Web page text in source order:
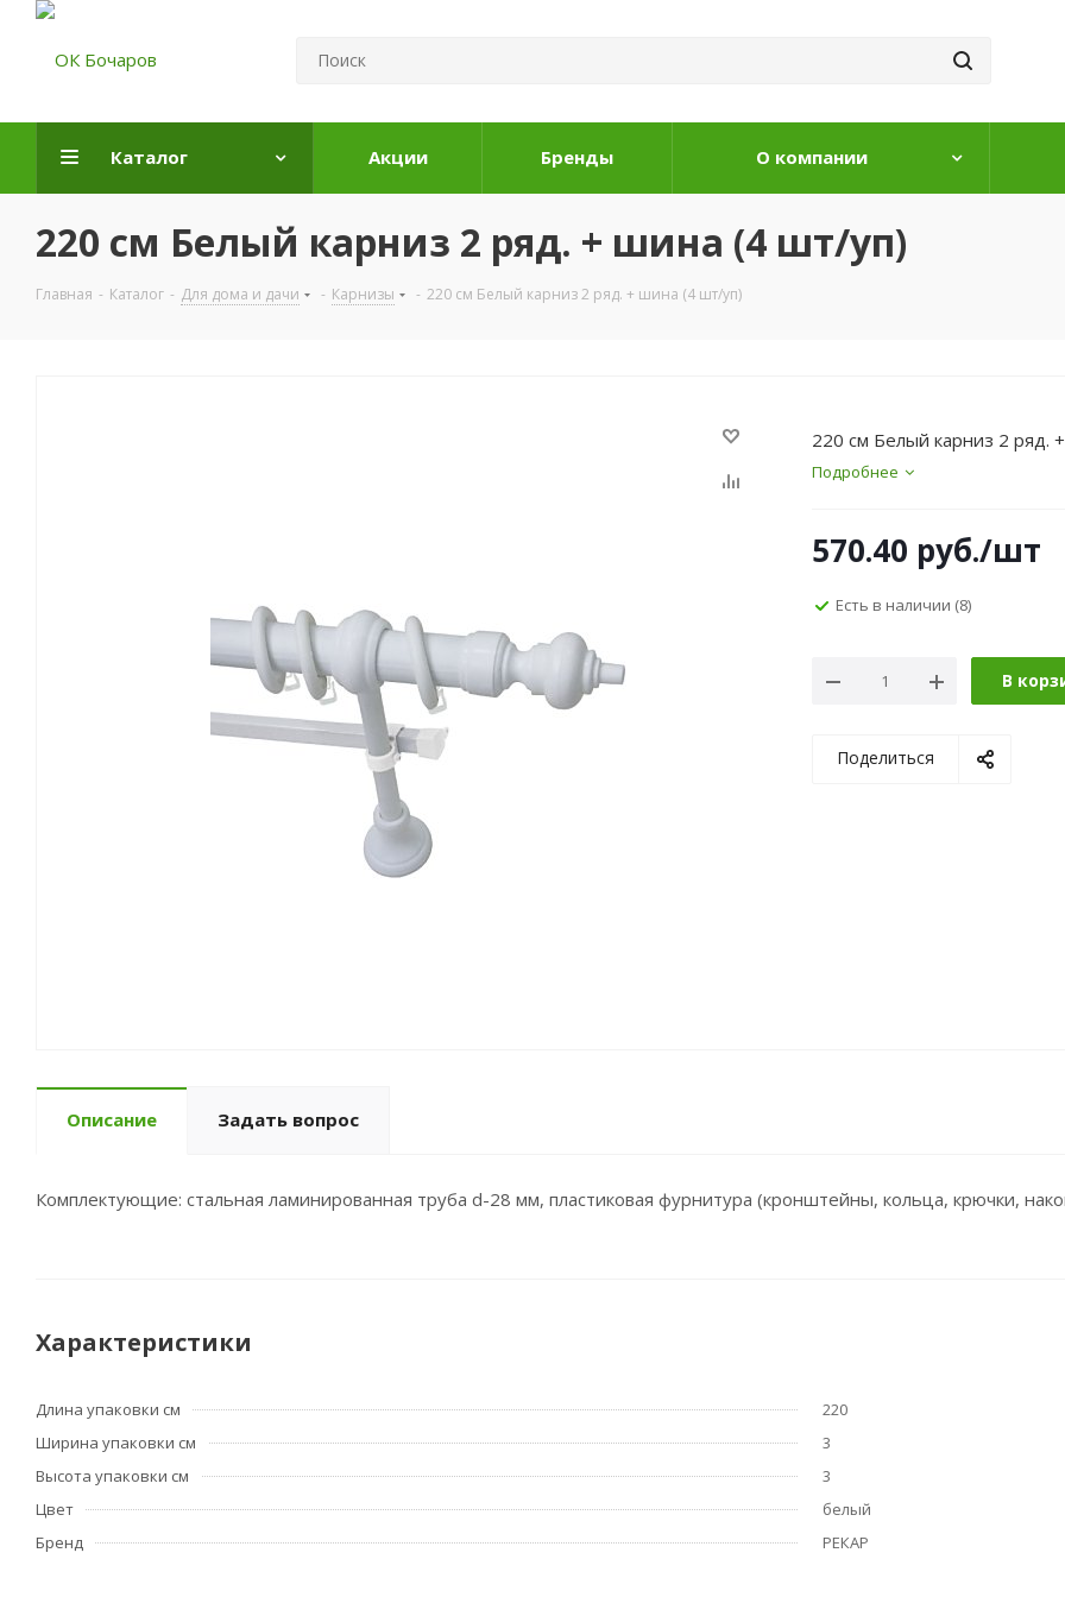
Каталог Акции Бренды О компании
220 см Белый карниз 2 ряд. + шина (4 шт/уп)
Главная - Каталог - Для дома и дачи - Карнизы - 220 см Белый карниз 2 ряд. + шина (4 шт/уп)
220 см Белый карниз 2 ряд.
Подробнее
570.40 руб./шт
Есть в наличии (8)
В
Поделиться
Описание Задать вопрос
Комплектующие: стальная ламинированная труба d-28 мм, пластиковая фурнитура (кронштейны, кольца, крючки,
Характеристики
Длина упаковки см
220
Ширина упаковки см
3
Высота упаковки см
3
Цвет
белый
Бренд
РЕКАР